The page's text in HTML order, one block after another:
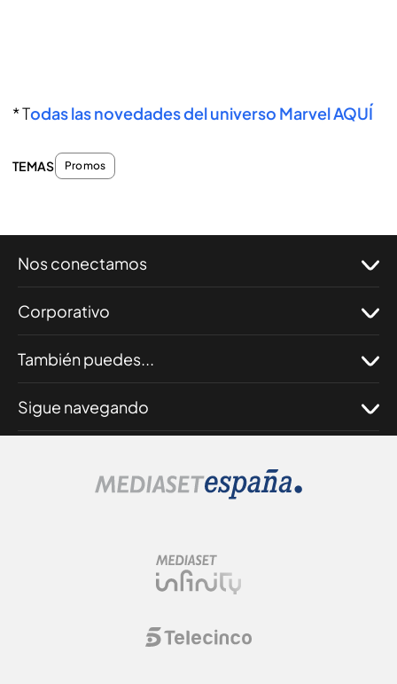
* Todas las novedades del universo Marvel AQUÍ
TEMAS Promos
Nos conectamos
Corporativo
También puedes...
Sigue navegando